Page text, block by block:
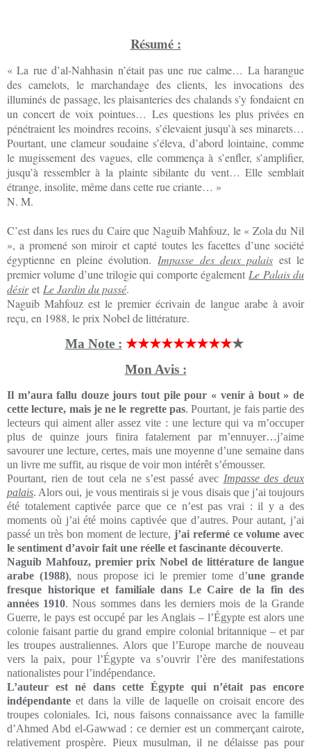
Résumé :
« La rue d’al-Nahhasin n’était pas une rue calme… La harangue
des camelots, le marchandage des clients, les invocations des
illuminés de passage, les plaisanteries des chalands s’y fondaient en
un concert de voix pointues… Les questions les plus privées en
pénétraient les moindres recoins, s’élevaient jusqu’à ses minarets…
Pourtant, une clameur soudaine s’éleva, d’abord lointaine, comme
le mugissement des vagues, elle commença à s’enfler, s’amplifier,
jusqu’à ressembler à la plainte sibilante du vent… Elle semblait
étrange, insolite, même dans cette rue criante… »
N. M.
C’est dans les rues du Caire que Naguib Mahfouz, le « Zola du Nil
», a promené son miroir et capté toutes les facettes d’une société
égyptienne en pleine évolution. Impasse des deux palaisest le
premier volume d’une trilogie qui comporte également Le Palais du
désiret Le Jardin du passé.
Naguib Mahfouz est le premier écrivain de langue arabe à avoir
reçu, en 1988, le prix Nobel de littérature.
Ma Note : ★★★★★★★★★★
Mon Avis :
Il m’aura fallu douze jours tout pile pour « venir à bout » de
cette lecture, mais je ne le regrette pas. Pourtant, je fais partie des
lecteurs qui aiment aller assez vite : une lecture qui va m’occuper
plus de quinze jours finira fatalement par m’ennuyer…j’aime
savourer une lecture, certes, mais une moyenne d’une semaine dans
un livre me suffit, au risque de voir mon intérêt s’émousser.
Pourtant, rien de tout cela ne s’est passé avec Impasse des deux
palais. Alors oui, je vous mentirais si je vous disais que j’ai toujours
été totalement captivée parce que ce n’est pas vrai : il y a des
moments où j’ai été moins captivée que d’autres. Pour autant, j’ai
passé un très bon moment de lecture,j’ai refermé ce volume avec
le sentiment d’avoir fait une réelle et fascinante découverte.
Naguib Mahfouz, premier prix Nobel de littérature de langue
arabe (1988), nous propose ici le premier tome d’une grande
fresque historique et familiale dans Le Caire de la fin des
années 1910. Nous sommes dans les derniers mois de la Grande
Guerre, le pays est occupé par les Anglais – l’Égypte est alors une
colonie faisant partie du grand empire colonial britannique – et par
les troupes australiennes. Alors que l’Europe marche de nouveau
vers la paix, pour l’Égypte va s’ouvrir l’ère des manifestations
nationalistes pour l’indépendance.
L’auteur est né dans cette Égypte qui n’était pas encore
indépendante et dans la ville de laquelle on croisait encore des
troupes coloniales. Ici, nous faisons connaissance avec la famille
d’Ahmed Abd el-Gawwad : ce dernier est un commerçant cairote,
relativement prospère. Pieux musulman, il ne délaisse pas pour